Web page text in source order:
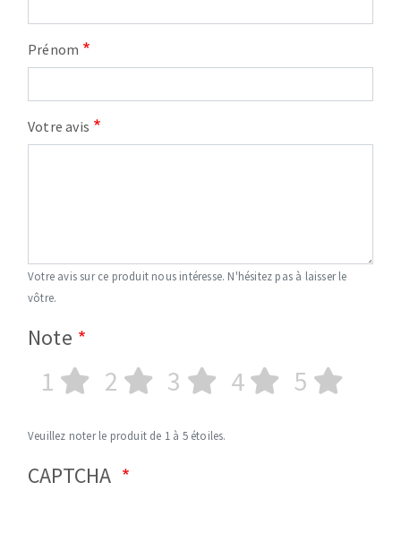
Prénom
Votre avis
Votre avis sur ce produit nous intéresse. N'hésitez pas à laisser le
vôtre.
Note
1 2 3 4 5
Veuillez noter le produit de 1 à 5 étoiles.
CAPTCHA